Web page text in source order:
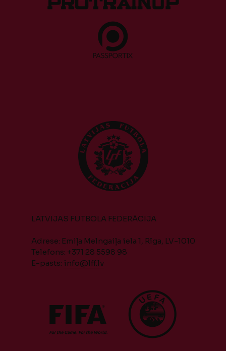
LATVIJAS FUTBOLA FEDERĀCIJA
Adrese: Emiļa Melngaiļa iela 1, Rīga, LV-1010
Telefons: +371 28 5598 98
E-pasts: info@lff.lv